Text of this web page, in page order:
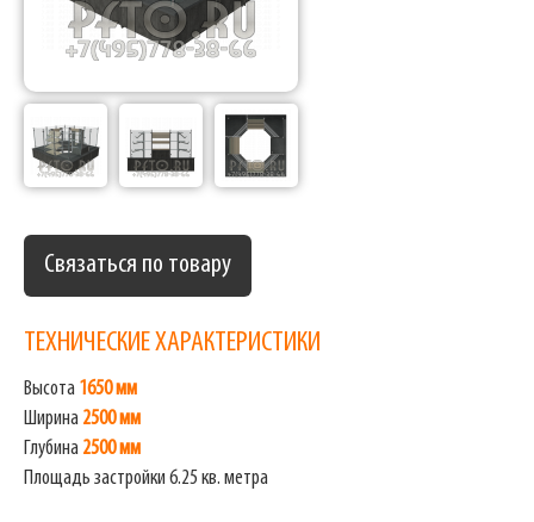
Фабрика торгового оборудования
Связаться по товару
ТЕХНИЧЕСКИЕ ХАРАКТЕРИСТИКИ
Высота 1650 мм
Ширина 2500 мм
Глубина 2500 мм
Площадь застройки 6.25 кв. метра